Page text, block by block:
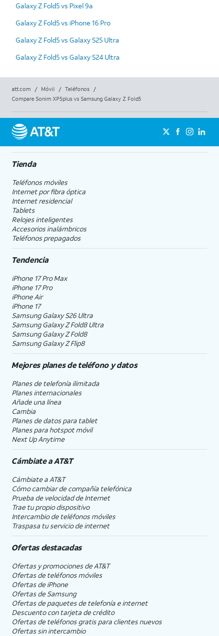
Galaxy Z Fold5 vs Pixel 9a
Galaxy Z Fold5 vs iPhone 16 Pro
Galaxy Z Fold5 vs Galaxy S25 Ultra
Galaxy Z Fold5 vs Galaxy S24 Ultra
att.com / Móvil / Teléfonos
/
Compare Sonim XP5plus vs Samsung Galaxy Z Fold5
Tienda
Teléfonos móviles
Internet por fibra óptica
Internet residencial
Tablets
Relojes inteligentes
Accesorios inalámbricos
Teléfonos prepagados
Tendencia
iPhone 17 Pro Max
iPhone 17 Pro
iPhone Air
iPhone 17
Samsung Galaxy S26 Ultra
Samsung Galaxy Z Fold8 Ultra
Samsung Galaxy Z Fold8
Samsung Galaxy Z Flip8
Mejores planes de teléfono y datos
Planes de telefonía ilimitada
Planes internacionales
Añade una línea
Cambia
Planes de datos para tablet
Planes para hotspot móvil
Next Up Anytime
Cámbiate aAT&T
Cámbiate a AT&T
Cómo cambiar de compañía telefónica
Prueba de velocidad de Internet
Trae tu propio dispositivo
Intercambio de teléfonos móviles
Traspasa tu servicio de internet
Ofertas destacadas
Ofertas y promociones deAT&T
Ofertas de teléfonos móviles
Ofertas deiPhone
Ofertas de Samsung
Ofertas de paquetes de telefonía e internet
Descuento con tarjeta de crédito
Ofertas de teléfonos gratis para clientes nuevos
Ofertas sin intercambio